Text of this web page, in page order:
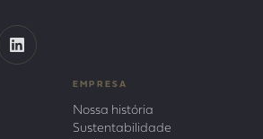
EMPRESA
Nossa história
Sustentabilidade